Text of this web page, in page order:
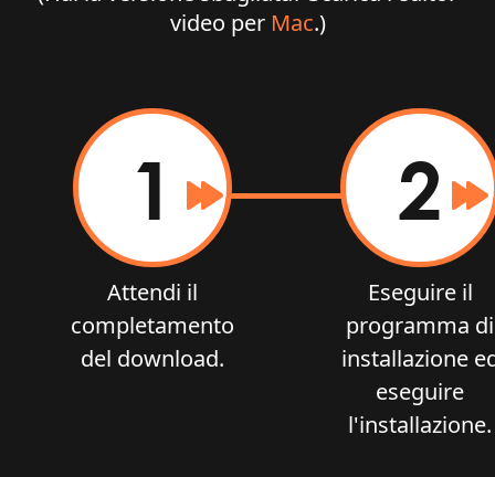
video per Mac.)
1
Attendi il
completamento
del download.
2
Eseguire il
programma di
installazione
eseguire
l'installazione.